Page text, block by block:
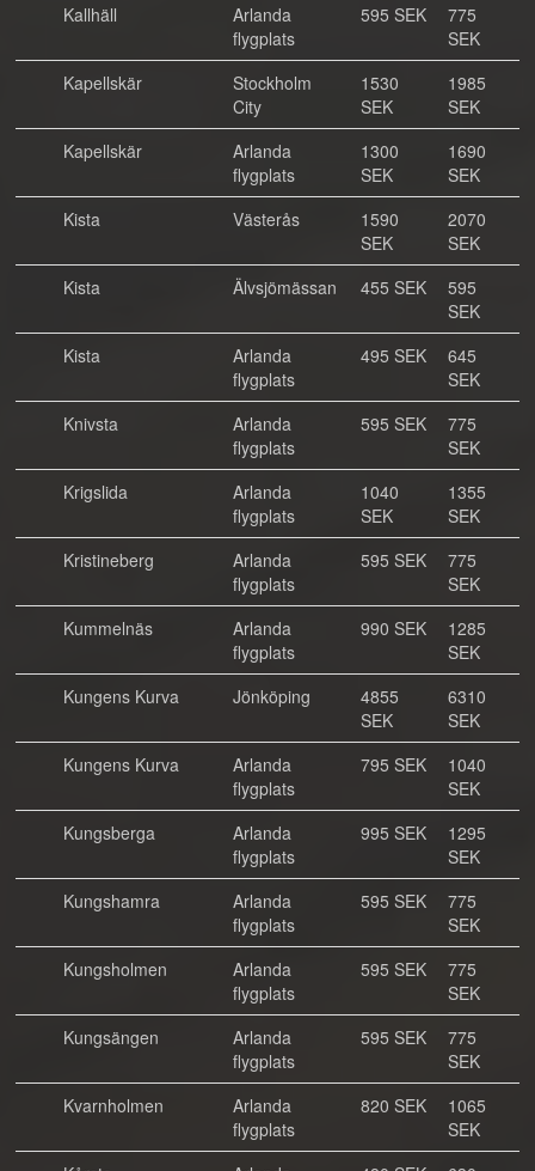
Kallhäll
Arlanda
flygplats
595 SEK
775
SEK
Kapellskär
Stockholm
City
1530
SEK
1985
SEK
Kapellskär
Arlanda
flygplats
1300
SEK
1690
SEK
Kista
Västerås
1590
SEK
2070
SEK
Kista
Älvsjömässan 455 SEK
595
SEK
Kista
Arlanda
flygplats
495 SEK
645
SEK
Knivsta
Arlanda
flygplats
595 SEK
775
SEK
Krigslida
Arlanda
flygplats
1040
SEK
1355
SEK
Kristineberg
Arlanda
flygplats
595 SEK
775
SEK
Kummelnäs
Arlanda
flygplats
990 SEK
1285
SEK
Kungens Kurva
Jönköping
4855
SEK
6310
SEK
Kungens Kurva
Arlanda
flygplats
795 SEK
1040
SEK
Kungsberga
Arlanda
flygplats
995 SEK
1295
SEK
Kungshamra
Arlanda
flygplats
595 SEK
775
SEK
Kungsholmen
Arlanda
flygplats
595 SEK
775
SEK
Kungsängen
Arlanda
flygplats
595 SEK
775
SEK
Kvarnholmen
Arlanda
flygplats
820 SEK
1065
SEK